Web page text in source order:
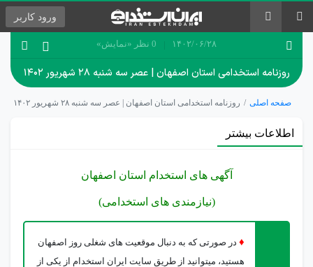
ورود کاربر
۱۴۰۲/۰۶/۲۸ 0 نظر «نمایش»
روزنامه استخدامی استان اصفهان | عصر سه شنبه ۲۸ شهریور ۱۴۰۲
صفحه اصلی روزنامه استخدامی استان اصفهان | عصر سه شنبه ۲۸ شهریور ۱۴۰۲
اطلاعات بیشتر
آگهی های استخدام استان اصفهان
(نیازمندی های استخدامی)
♦ در صورتی که به دنبال موقعیت های شغلی روز اصفهان
هستید، میتوانید از طریق سایت ایران استخدام از یکی از